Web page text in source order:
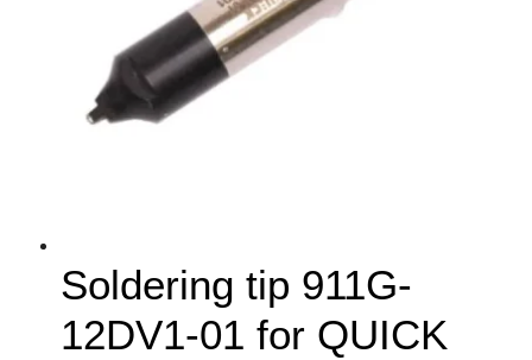
Soldering tip 911G-
12DV1-01 for QUICK